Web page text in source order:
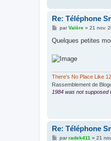
Re: Téléphone
M
s
g
e
parValère» 21 nov.
Quelques petites
There's No Place Like
Rassemblement de
1984 was not supposed
Re: Téléphone
Mparradek411 » 21